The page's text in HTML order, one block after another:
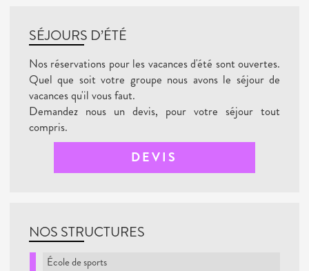
SÉJOURS D’ÉTÉ
Nos réservations pour les vacances d'été sont ouvertes.
Quel que soit votre groupe nous avons le séjour de
vacances qu'il vous faut.
Demandez nous un devis, pour votre séjour tout
compris.
DEVIS
NOS STRUCTURES
École de sports